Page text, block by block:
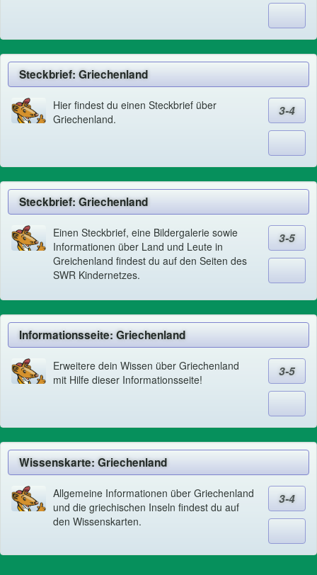
Steckbrief: Griechenland
Hier findest du einen Steckbrief über
Griechenland.
3-4
Steckbrief: Griechenland
Einen Steckbrief, eine Bildergalerie sowie
Informationen über Land und Leute in
Greichenland findest du auf den Seiten des
SWR Kindernetzes.
3-5
Informationsseite: Griechenland
Erweitere dein Wissen über Griechenland
mit Hilfe dieser Informationsseite!
3-5
Wissenskarte: Griechenland
Allgemeine Informationen über Griechenland
und die griechischen Inseln findest du auf
den Wissenskarten.
3-4